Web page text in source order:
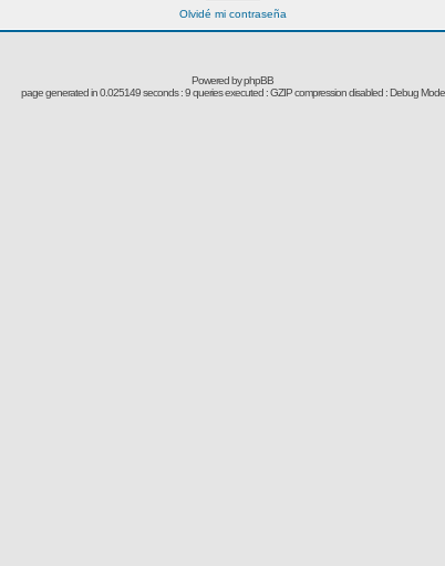
Olvidé mi contraseña
Powered byphpBB
page generated in 0.025149 seconds : 9 queries executed : GZIP compression disabled : Debug Mode